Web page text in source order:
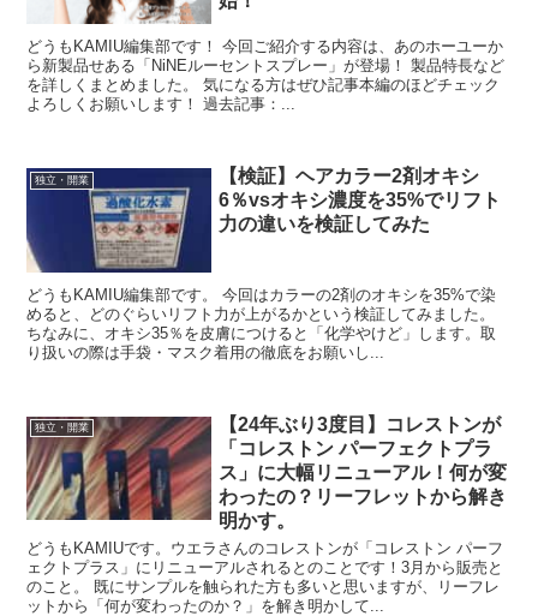
どうもKAMIU編集部です！ 今回ご紹介する内容は、あのホーユーか
ら新製品せある「NiNEルーセントスプレー」が登場！ 製品特長など
を詳しくまとめました。 気になる方はぜひ記事本編のほどチェック
よろしくお願いします！ 過去記事：...
独立・開業
【検証】ヘアカラー2剤オキシ
6％vsオキシ濃度を35%でリフト
力の違いを検証してみた
どうもKAMIU編集部です。 今回はカラーの2剤のオキシを35%で染
めると、どのぐらいリフト力が上がるかという検証してみました。
ちなみに、オキシ35％を皮膚につけると「化学やけど」します。取
り扱いの際は手袋・マスク着用の徹底をお願いし...
独立・開業
【24年ぶり3度目】コレストンが
「コレストン パーフェクトプラ
ス」に大幅リニューアル！何が変
わったの？リーフレットから解き
明かす。
どうもKAMIUです。ウエラさんのコレストンが「コレストン パーフ
ェクトプラス」にリニューアルされるとのことです！3月から販売と
のこと。 既にサンプルを触られた方も多いと思いますが、リーフレ
ットから「何が変わったのか？」を解き明かして...